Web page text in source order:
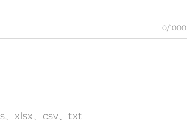
0/1000
xlsx、csv、txt